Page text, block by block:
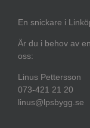
En snickare i
Är du i behov av
oss:
Linus Pettersson
073-421 21 20
linus@lpsbygg.se